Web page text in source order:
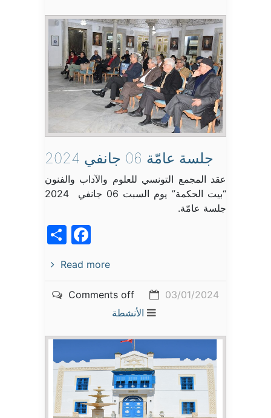
جلسة عامّة 06 جانفي 2024
عقد المجمع التونسي للعلوم والآداب والفنون
“بيت الحكمة” يوم السبت 06 جانفي 2024
جلسة عامّة.
Read more
03/01/2024
Comments off
الأنشطة